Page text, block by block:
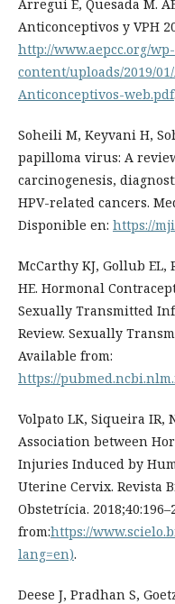
Arregui E, Quesada M.
Anticonceptivos y VPH
http://www.aepcc.org/wp-
content/uploads/2019/01/
Anticonceptivos-web.pdf.
Soheili M, Keyvani H,
papilloma virus: A
carcinogenesis,
HPV-related cancers.
Disponible en: https://
McCarthy KJ, Gollub EL,
HE. Hormonal
Sexually Transmitted
Review. Sexually
Available from:
https://
Volpato LK, Siqueira IR,
Association between
Injuries Induced by
Uterine Cervix. Revista
Obstetrícia.
from:https://
lang=en).
Deese J, Pradhan S,